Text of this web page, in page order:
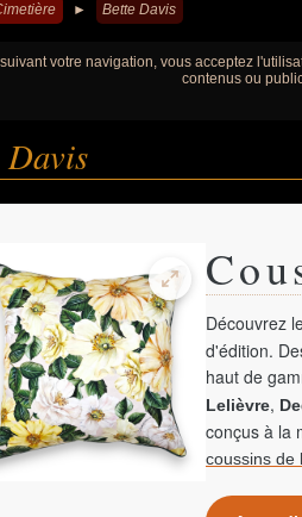
► Bette Davis
votre navigation, vous acceptez
contenus ou
Davis
Découvrez
d'édition.
haut de
Lelièvre,
conçus à la
coussins de